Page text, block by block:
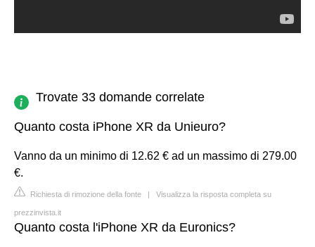
Trovate 33 domande correlate
Quanto costa iPhone XR da Unieuro?
Vanno da un minimo di 12.62 € ad un massimo di 279.00
€.
Richiesta di rimozione della fonte | Visualizza la risposta completa su
prezzinvista.it
Quanto costa l'iPhone XR da Euronics?